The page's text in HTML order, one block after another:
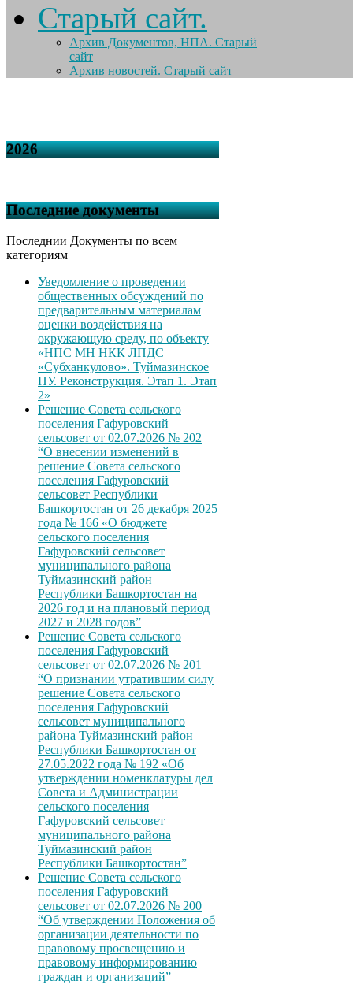
Старый сайт.
Архив Документов, НПА. Старый
сайт
Архив новостей. Старый сайт
2026
Последние документы
Последнии Документы по всем
категориям
Уведомление о проведении
общественных обсуждений по
предварительным материалам
оценки воздействия на
окружающую среду, по объекту
«НПС МН НКК ЛПДС
«Субханкулово». Туймазинское
НУ. Реконструкция. Этап 1. Этап
2»
Решение Совета сельского
поселения Гафуровский
сельсовет от 02.07.2026 № 202
“О внесении изменений в
решение Совета сельского
поселения Гафуровский
сельсовет Республики
Башкортостан от 26 декабря 2025
года № 166 «О бюджете
сельского поселения
Гафуровский сельсовет
муниципального района
Туймазинский район
Республики Башкортостан на
2026 год и на плановый период
2027 и 2028 годов”
Решение Совета сельского
поселения Гафуровский
сельсовет от 02.07.2026 № 201
“О признании утратившим силу
решение Совета сельского
поселения Гафуровский
сельсовет муниципального
района Туймазинский район
Республики Башкортостан от
27.05.2022 года № 192 «Об
утверждении номенклатуры дел
Совета и Администрации
сельского поселения
Гафуровский сельсовет
муниципального района
Туймазинский район
Республики Башкортостан”
Решение Совета сельского
поселения Гафуровский
сельсовет от 02.07.2026 № 200
“Об утверждении Положения об
организации деятельности по
правовому просвещению и
правовому информированию
граждан и организаций”